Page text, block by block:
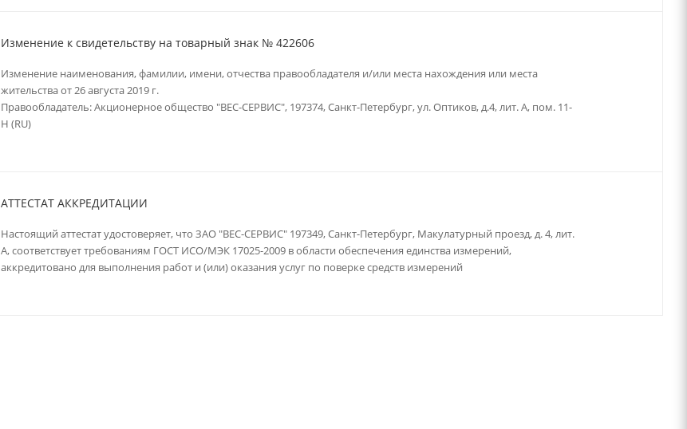
Изменение к свидетельству на товарный знак № 422606
Изменение наименования, фамилии, имени, отчества правообладателя и/или места нахождения или места
жительства от 26 августа 2019 г.
Правообладатель: Акционерное общество "ВЕС-СЕРВИС", 197374, Санкт-Петербург, ул. Оптиков, д.4, лит. А, пом. 11-
Н (RU)
АТТЕСТАТ АККРЕДИТАЦИИ
Настоящий аттестат удостоверяет, что ЗАО "ВЕС-СЕРВИС" 197349, Санкт-Петербург, Макулатурный проезд, д. 4, лит.
А, соответствует требованиям ГОСТ ИСО/МЭК 17025-2009 в области обеспечения единства измерений,
аккредитовано для выполнения работ и (или) оказания услуг по поверке средств измерений